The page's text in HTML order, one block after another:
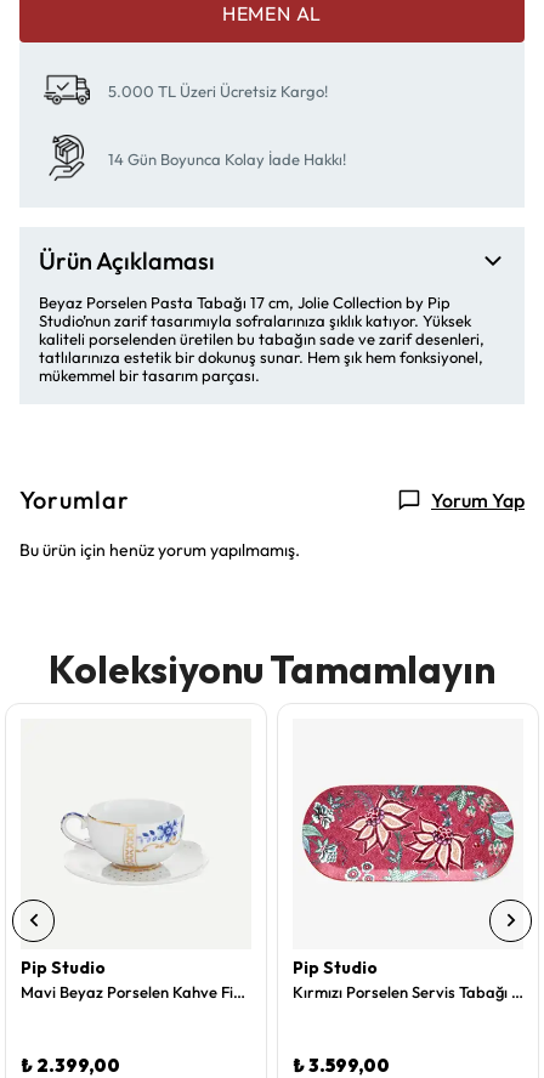
HEMEN AL
5.000 TL Üzeri Ücretsiz Kargo!
14 Gün Boyunca Kolay İade Hakkı!
Ürün Açıklaması
Beyaz Porselen Pasta Tabağı 17 cm, Jolie Collection by Pip
Studio’nun zarif tasarımıyla sofralarınıza şıklık katıyor. Yüksek
kaliteli porselenden üretilen bu tabağın sade ve zarif desenleri,
tatlılarınıza estetik bir dokunuş sunar. Hem şık hem fonksiyonel,
mükemmel bir tasarım parçası.
Yorumlar Yorum Yap
Bu ürün için henüz yorum yapılmamış.
Koleksiyonu Tamamlayın
Pip Studio
Mavi Beyaz Porselen Kahve Fincanı 125 Ml Royal White Collection by Pip Studio
₺ 2.399,00
Pip Studio
Kırmızı Porselen Servis Tabağı 33 Cm Flower Festival Collection by Pip Studio
₺ 3.599,00